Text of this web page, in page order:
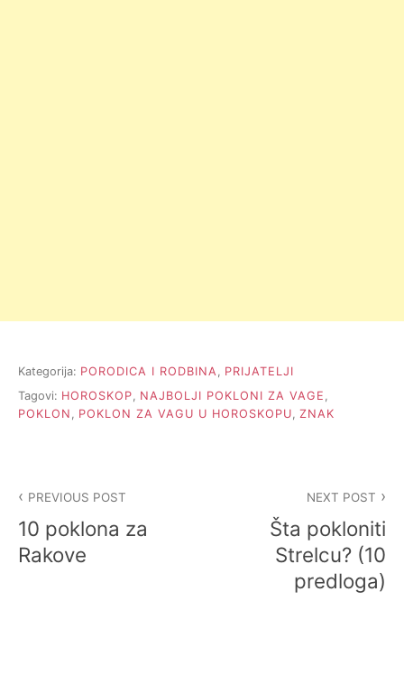
Kategorija: PORODICA I RODBINA, PRIJATELJI
Tagovi: HOROSKOP NAJBOLJI POKLONI ZA VAGE
POKLON
POKLON ZA VAGU U HOROSKOPU ZNAK
članka
PREVIOUS POST
10 poklona za
Rakove
NEXT POST
Šta pokloniti
Strelcu? (10
predloga)